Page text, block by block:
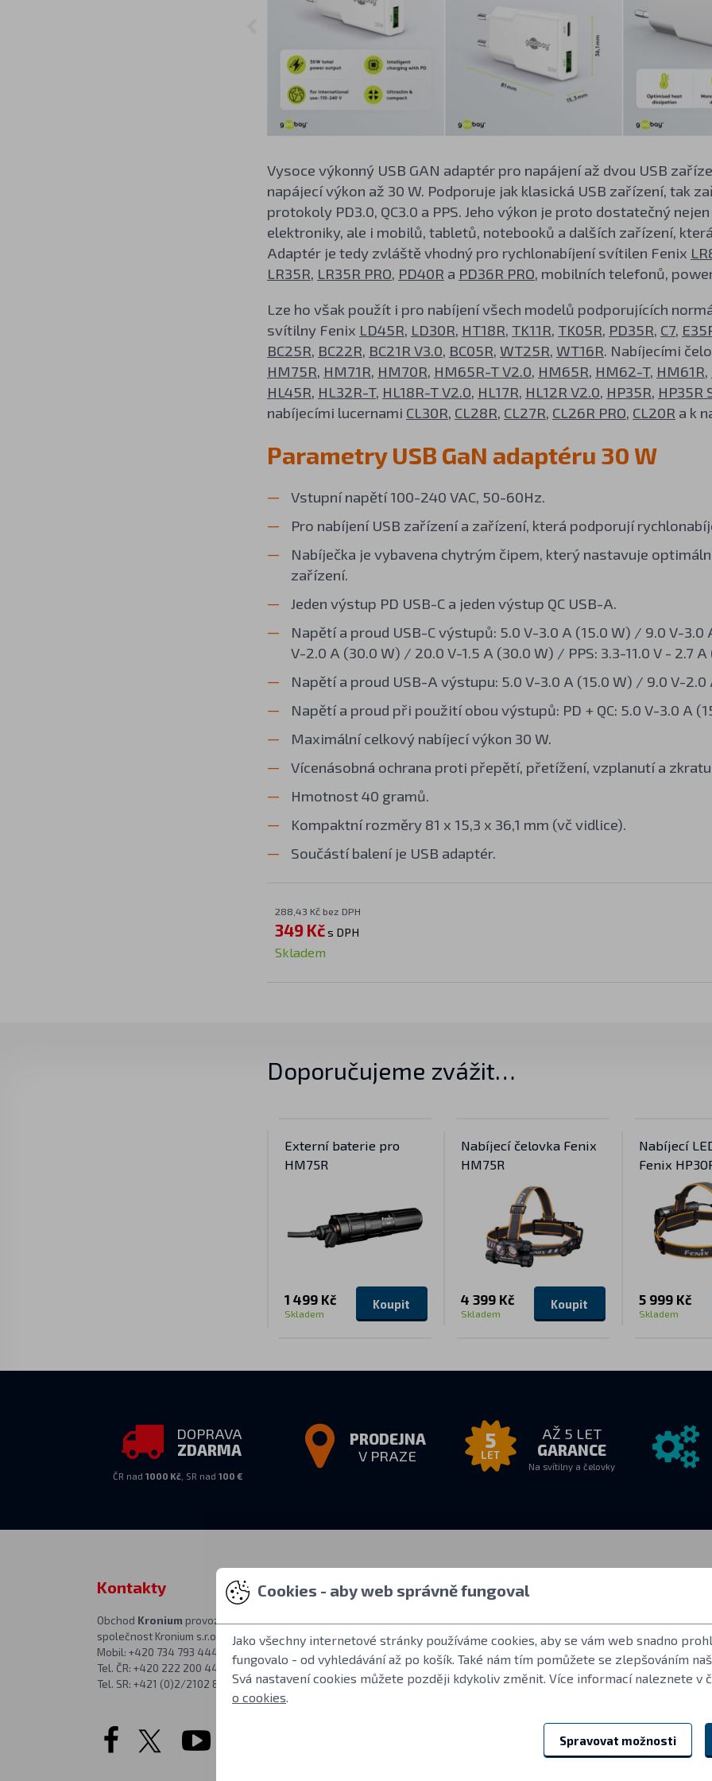
Vysoce výkonný USB GAN adaptér pro napájení až dvou USB
napájecí výkon až 30 W. Podporuje jak klasická USB zařízení, tak
protokoly PD3.0, QC3.0 a PPS. Jeho výkon je proto dostatečný
elektroniky, ale i mobilů, tabletů, notebooků a dalších zařízení,
Adaptér je tedy zvláště vhodný pro rychlonabíjení svítilen Fenix
LR35R, LR35R PRO, PD40R a PD36R PRO, mobilních telefonů,
Lze ho však použít i pro nabíjení všech modelů podporujících
svítilny Fenix LD45R, LD30R, HT18R, TK11R, TK05R, PD35R, C7,
BC25R, BC22R, BC21R V3.0, BC05R, WT25R, WT16R. Nabíjecími
HM75R, HM71R, HM70R, HM65R-T V2.0, HM65R, HM62-T, HM61R,
HL45R, HL32R-T, HL18R-T V2.0, HL17R, HL12R V2.0, HP35R, HP35R
nabíjecími lucernami CL30R, CL28R, CL27R, CL26R PRO, CL20R a k
Parametry USB GaN adaptéru 30 W
Vstupní napětí 100-240 VAC, 50-60Hz.
Pro nabíjení USB zařízení a zařízení, která podporují
Nabíječka je vybavena chytrým čipem, který nastavuje
zařízení.
Jeden výstup PD USB-C a jeden výstup QC USB-A.
Napětí a proud USB-C výstupů: 5.0 V-3.0 A (15.0 W) / 9.0 V-
V-2.0 A (30.0 W) / 20.0 V-1.5 A (30.0 W) / PPS: 3.3-11.0 V - 2.7
Napětí a proud USB-A výstupu: 5.0 V-3.0 A (15.0 W) / 9.0 V-2.0
Napětí a proud při použití obou výstupů: PD + QC: 5.0 V-3.0 A
Maximální celkový nabíjecí výkon 30 W.
Vícenásobná ochrana proti přepětí, přetížení, vzplanutí a
Hmotnost 40 gramů.
Kompaktní rozměry 81 x 15,3 x 36,1 mm (vč vidlice).
Součástí balení je USB adaptér.
288,43 Kč bez DPH
349 Kčs DPH
Skladem
Doporučujeme zvážit…
Externí baterie pro
HM75R
1 499 Kč
Skladem
Koupit
Nabíjecí čelovka Fenix
HM75R
4 399 Kč
Skladem
Koupit
Nabíjecí
Fenix
5 999 Kč
Skladem
DOPRAVA
ZDARMA
ČR nad1000 Kč , SR nad100 €
PRODEJNA
V PRAZE
5
LET
AŽ 5 LET
GARANCE
Na svítilny a čelovky
Kontakty
Obchod Kronium provozuje
společnost Kronium s.r.o.
Mobil: +420 734 793 444
Tel. ČR: +420 222 200 444
Tel. SR: +421 (0)2/2102 8626
Osobní vyzvednutí
v prodejně na adrese
Kronium.cz
Římská 20
Praha 2
Vše o nákupu
Obchodní podmínky
Vrácení zboží
Záruční podmínky Fenix
Reklamace a servis
Často kladené
Norma ANSI FL
LED použité ve
Reference
Cookies - aby web správně fungoval
Jako všechny internetové stránky používáme cookies, aby se vám web snadno
fungovalo - od vyhledávání až po košík. Také nám tím pomůžete se zlepšováním
Svá nastavení cookies můžete později kdykoliv změnit. Více informací naleznete v
o cookies.
Spravovat možnosti